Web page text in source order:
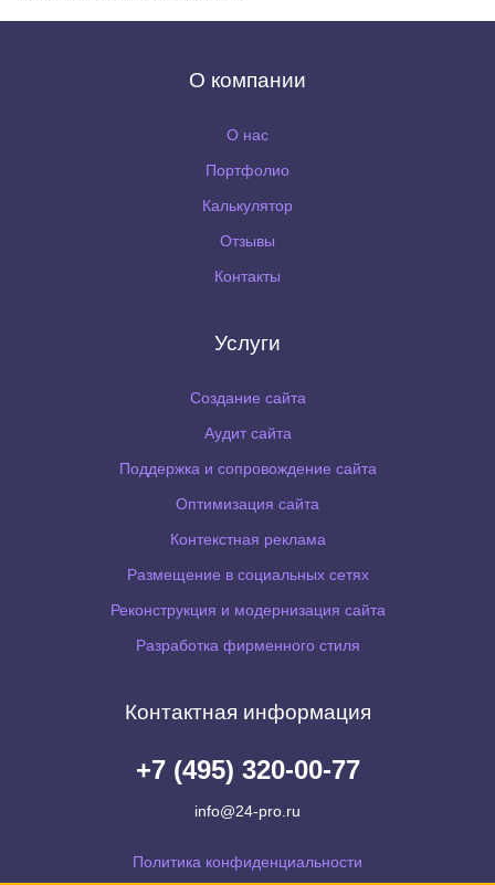
О компании
О нас
Портфолио
Калькулятор
Отзывы
Контакты
Услуги
Создание сайта
Аудит сайта
Поддержка и сопровождение сайта
Оптимизация сайта
Контекстная реклама
Размещение в социальных сетях
Реконструкция и модернизация сайта
Разработка фирменного стиля
Контактная информация
+7 (495) 320-00-77
info@24-pro.ru
Политика конфиденциальности